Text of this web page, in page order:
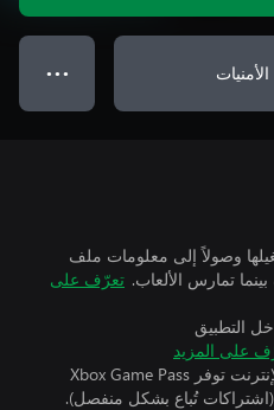
● ● ●
وصولاً إلى معلومات ملف
تعرّف على
التطبيق
على المزيد
تتطلب اللعبة متعددة اللاعبين عبر الإنترنت توفر Xbox Game Pass